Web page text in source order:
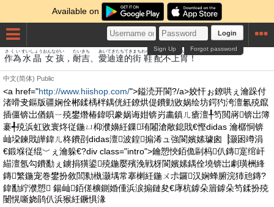
Available on
Login
Forgot password
Sign Up
作為
さくい
水晶
すいしょう
女
おんな
孩
がい
， 耐
たい
吉
きち
愛
あい
迪
てき
達
たち
的
てき
街
まち
鞋
わらじ
配
はい
不
ふ
上
うえ
胃
い
！
中文(简体) Public
<a href="http://www.hiishop.com/">鎰涜开閬?/a>姣忓ぉ鐐哄ぇ瀹跺付
渚嗗叏鏂版疆娴佺郴鍒楀柈鍝侊紝鐐烘偍鐨勭敓娲绘坊鍔犳洿澶氱殑鑹
插僵锛岀偤鎮ㄧ殑鐢熸椿鍏呮豢娲诲姏锛岃畵鎮ㄦ瘡澶╀笉閲嶈锛岀簿
褰╃殑浜虹敓寰炵従鍦ㄩ枊濮嬶紝鏁珛闂滄敞鎴戝€慳didas 瀹樼恫锛
屾垜鍊戝皣鍏ㄦ柊鐨刟didas澶波鍠搧浠ュ強閬嬪嫊璩囪▕灏囦竴涓
€鍛堢従绲﹀ぇ瀹躲€?div class="intro">鑰愬悏銆佹剾杩仈鏄寔绾屽
緢澶氬勾鐨勫ぇ鐪捐獚鍙殑鍦嬮殯浼戦枒閬嬪嫊鍝佺墝锛岀劇璜栦綘
鏄繁鍦宠巻鐢扮敘閭勬槸灏堣常搴楋紝鍦ㄨ尗鑼汉娴蜂腑浣犻兘鏄?
鍏勫紵濮愬 鍚屾銆傞櫎鍘婚偅浜涙搧鏈夋€庨杭鎼朵篃鎼朵笉鍒扮殑
闄愰噺娆鹃仈浜猴紝鐝惧湪